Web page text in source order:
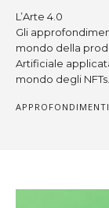
L’Arte 4.0
Gli
mondo della
Artificiale
mondo degli NFTs.
APPROFONDIMENTI